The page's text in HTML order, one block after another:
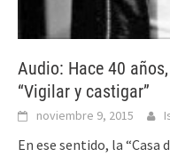
Audio: Hace 40
“Vigilar y castigar”
noviembre 9, 2015
En ese sentido, la “Casa